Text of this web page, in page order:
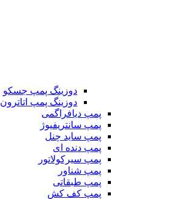
دوزینگ پمپ جسکو
دوزینگ پمپ اتاترون
پمپ دیافراگمی
پمپ سانتریفیوژ
پمپ ساید چنل
پمپ دنده ای
پمپ سیرکولاتور
پمپ شناور
پمپ طبقاتی
پمپ کف کش